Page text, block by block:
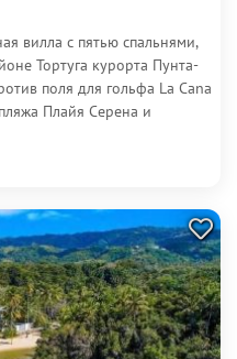
вилла с пятью спальнями,
Тортуга курорта Пунта-
поля для гольфа La Cana
Плайя Серена и